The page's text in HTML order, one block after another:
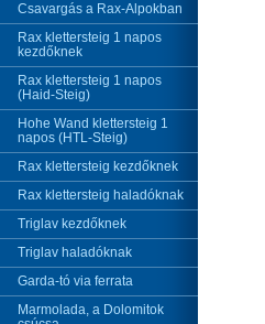
Csavargás a Rax-Alpokban
Rax klettersteig 1 napos
kezdőknek
Rax klettersteig 1 napos
(Haid-Steig)
Hohe Wand klettersteig 1
napos (HTL-Steig)
Rax klettersteig kezdőknek
Rax klettersteig haladóknak
Triglav kezdőknek
Triglav haladóknak
Garda-tó via ferrata
Marmolada, a Dolomitok